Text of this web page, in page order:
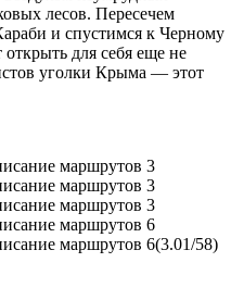
лесов. Пересечем
и спустимся к Черному
для себя еще не
уголки Крыма — этот
(3.01/58)